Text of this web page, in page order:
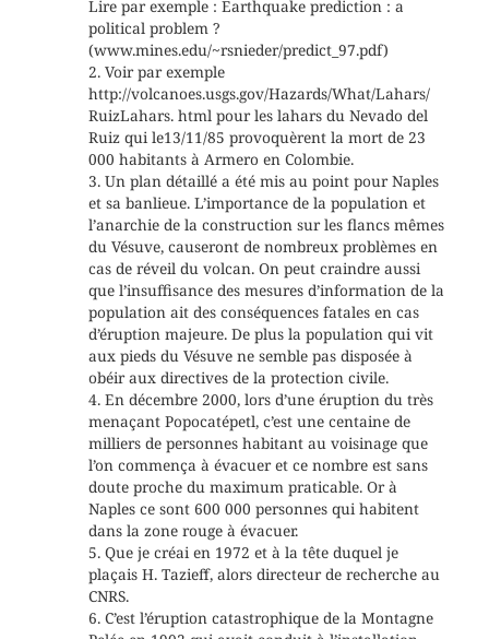
Lire par exemple : Earthquake prediction : a
political problem ?
(www.mines.edu/~rsnieder/predict_97.pdf)
2. Voir par exemple
http://volcanoes.usgs.gov/Hazards/What/Lahars/
RuizLahars. html pour les lahars du Nevado del
Ruiz qui le13/11/85 provoquèrent la mort de 23
000 habitants à Armero en Colombie.
3. Un plan détaillé a été mis au point pour Naples
et sa banlieue. L’importance de la population et
l’anarchie de la construction sur les flancs mêmes
du Vésuve, causeront de nombreux problèmes en
cas de réveil du volcan. On peut craindre aussi
que l’insuffisance des mesures d’information de la
population ait des conséquences fatales en cas
d’éruption majeure. De plus la population qui vit
aux pieds du Vésuve ne semble pas disposée à
obéir aux directives de la protection civile.
4. En décembre 2000, lors d’une éruption du très
menaçant Popocatépetl, c’est une centaine de
milliers de personnes habitant au voisinage que
l’on commença à évacuer et ce nombre est sans
doute proche du maximum praticable. Or à
Naples ce sont 600 000 personnes qui habitent
dans la zone rouge à évacuer.
5. Que je créai en 1972 et à la tête duquel je
plaçais H. Tazieff, alors directeur de recherche au
CNRS.
6. C’est l’éruption catastrophique de la Montagne